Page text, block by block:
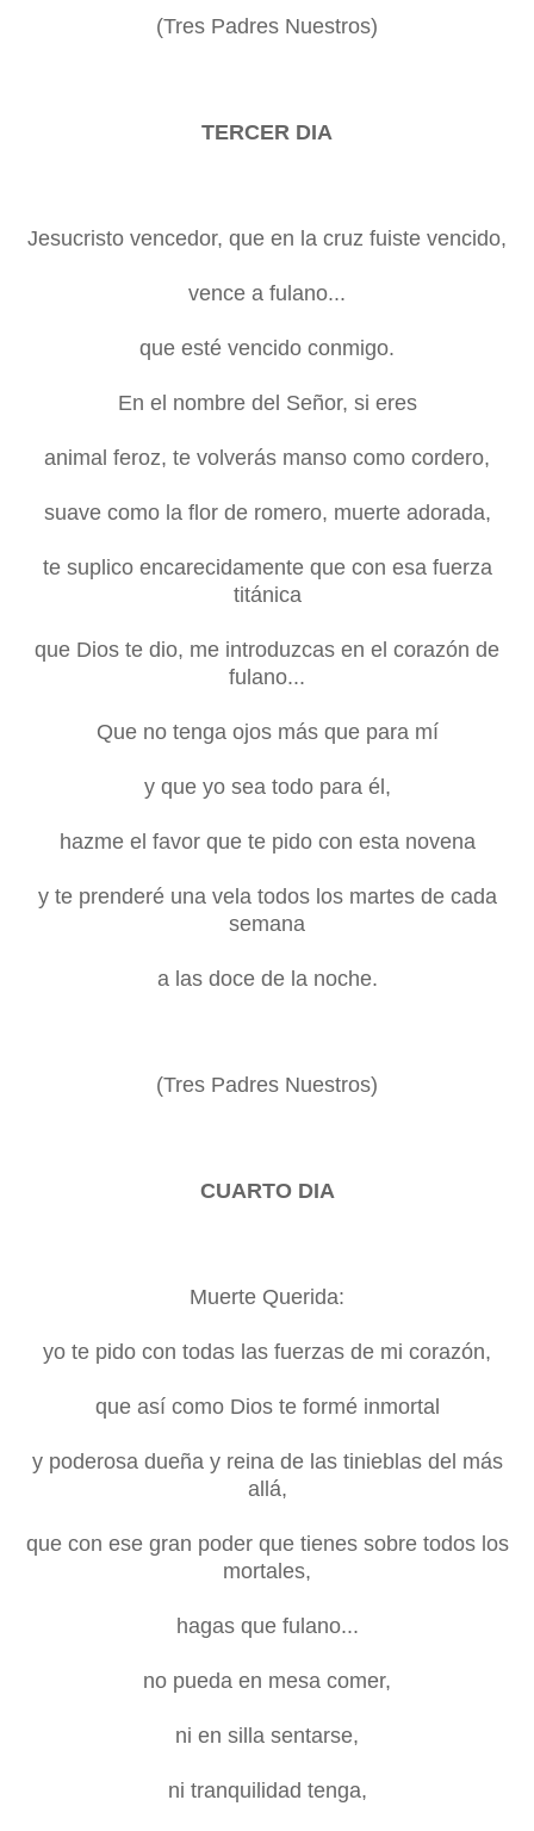
(Tres Padres Nuestros)
TERCER DIA
Jesucristo vencedor, que en la cruz fuiste vencido,
vence a fulano...
que esté vencido conmigo.
En el nombre del Señor, si eres
animal feroz, te volverás manso como cordero,
suave como la flor de romero, muerte adorada,
te suplico encarecidamente que con esa fuerza
titánica
que Dios te dio, me introduzcas en el corazón de
fulano...
Que no tenga ojos más que para mí
y que yo sea todo para él,
hazme el favor que te pido con esta novena
y te prenderé una vela todos los martes de cada
semana
a las doce de la noche.
(Tres Padres Nuestros)
CUARTO DIA
Muerte Querida:
yo te pido con todas las fuerzas de mi corazón,
que así como Dios te formé inmortal
y poderosa dueña y reina de las tinieblas del más
allá,
que con ese gran poder que tienes sobre todos los
mortales,
hagas que fulano...
no pueda en mesa comer,
ni en silla sentarse,
ni tranquilidad tenga,